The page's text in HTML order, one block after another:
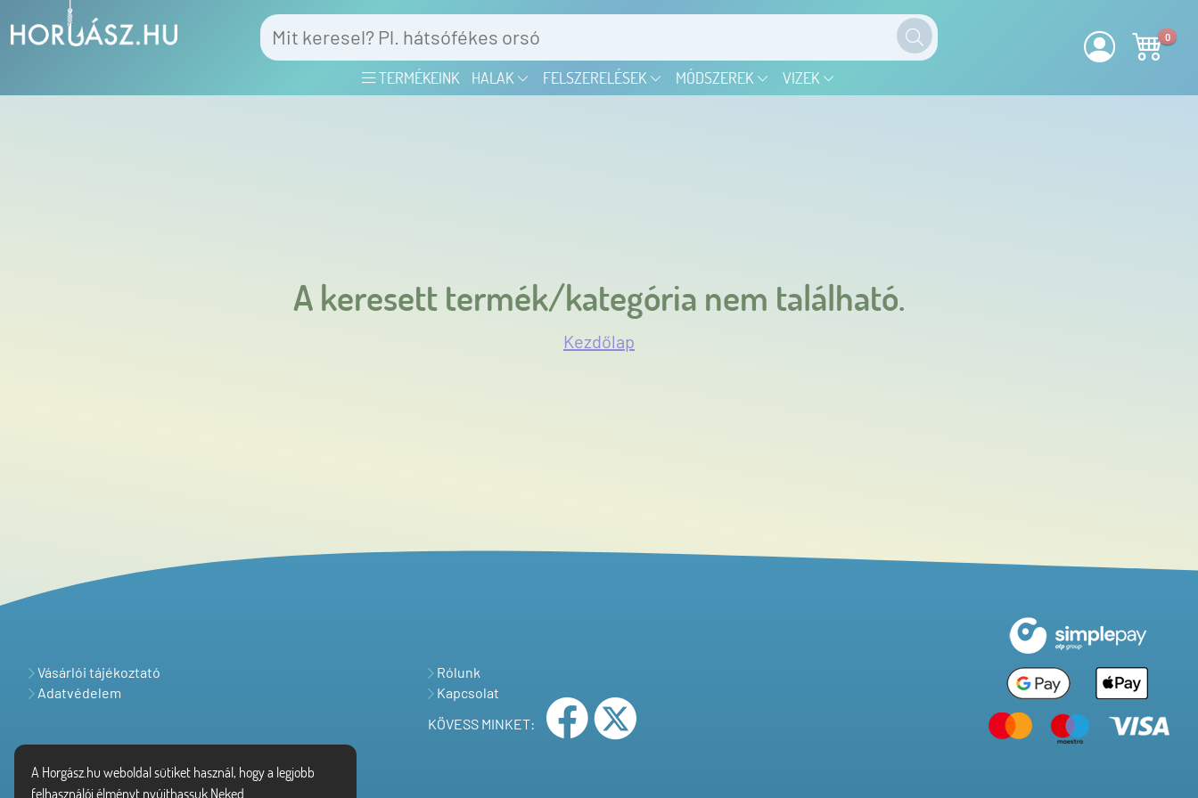
A Horgász.hu weboldal sütiket használ, hogy a legjobb
felhasználói élményt nyújthassuk Neked.
TERMÉKEINK HALAK FELSZERELÉSEK MÓDSZEREK VIZEK
0
A keresett termék/kategória nem található.
Kezdőlap
Vásárlói tájékoztató
Adatvédelem
Rólunk
Kapcsolat
KÖVESS MINKET: